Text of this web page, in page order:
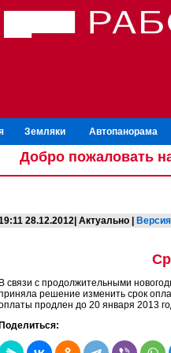
Земляки Автопанорама
Добро пожаловать
28.12.2012| Актуально |
В связи с продолжительными
решение изменить срок
продлен до 20 января 2013
Поделиться: